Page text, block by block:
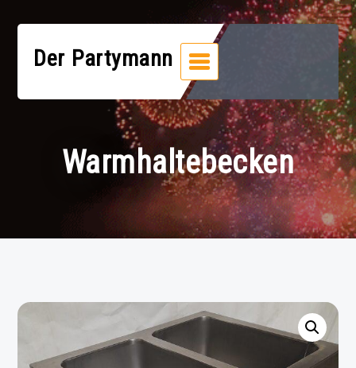
Inhalt
springenDer Partymann
Warmhaltebecken